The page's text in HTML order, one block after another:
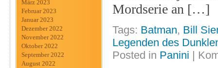
März 2023
Februar 2023
Januar 2023
Dezember 2022
November 2022
Oktober 2022
September 2022
August 2022
Mordserie an […]
Tags: Batman, Bill
Legenden des
Posted in Panini |